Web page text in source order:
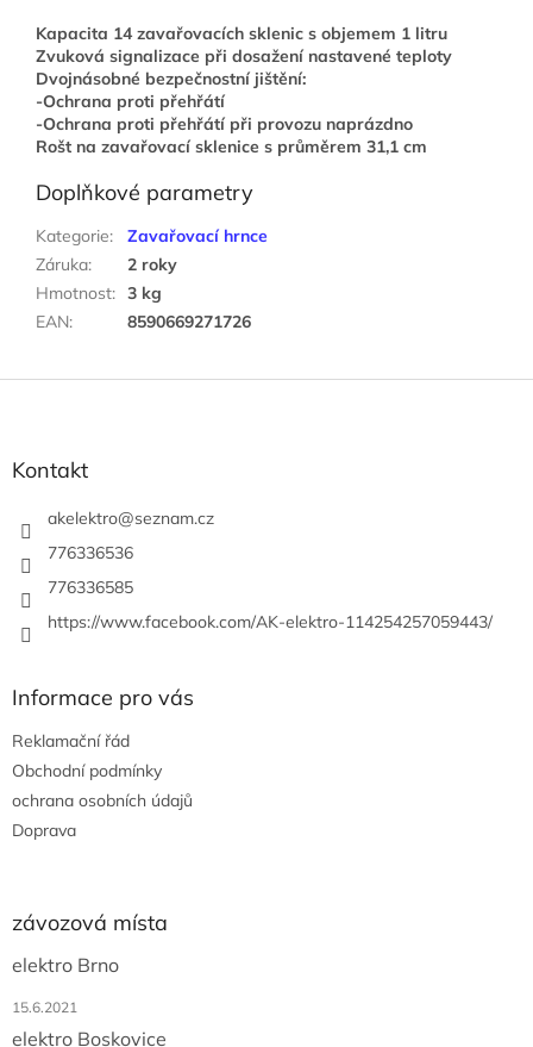
Kapacita 14 zavařovacích sklenic s objemem 1 litru
Zvuková signalizace při dosažení nastavené teploty
Dvojnásobné bezpečnostní jištění:
-Ochrana proti přehřátí
-Ochrana proti přehřátí při provozu naprázdno
Rošt na zavařovací sklenice s průměrem 31,1 cm
Doplňkové parametry
Kategorie:
Zavařovací hrnce
Záruka:
2 roky
Hmotnost: 3 kg
EAN: 8590669271726
Z
Kontakt
akelektro@seznam.cz
776336536
776336585
https://www.facebook.com/AK-elektro-114254257059443/
Informace pro vás
Reklamační řád
Obchodní podmínky
ochrana osobních údajů
Doprava
závozová místa
elektro Brno
15.6.2021
elektro Boskovice